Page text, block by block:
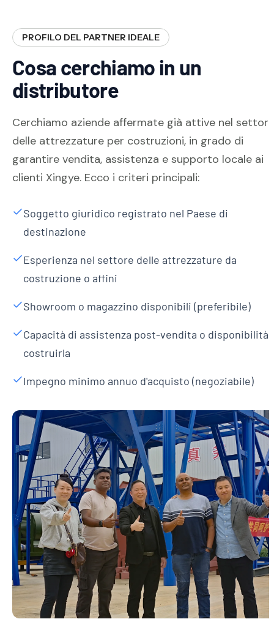
PROFILO DEL PARTNER IDEALE
Cosa cerchiamo in un
distributore
Cerchiamo aziende affermate già attive nel settore
delle attrezzature per costruzioni, in grado di
garantire vendita, assistenza e supporto locale ai
clienti Xingye. Ecco i criteri principali:
Soggetto giuridico registrato nel Paese di
destinazione
Esperienza nel settore delle attrezzature da
costruzione o affini
Showroom o magazzino disponibili (preferibile)
Capacità di assistenza post-vendita o disponibilità
costruirla
Impegno minimo annuo d'acquisto (negoziabile)